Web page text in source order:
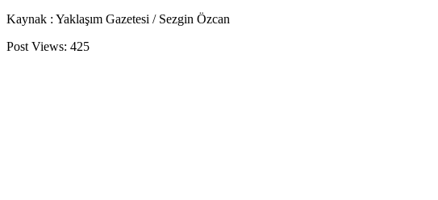
Kaynak : Yaklaşım Gazetesi / Sezgin Özcan
Post Views: 425